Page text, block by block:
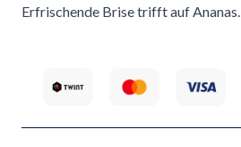
Erfrischende Brise trifft auf Ananas.